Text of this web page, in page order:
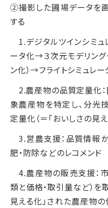
②撮影した圃場データを
する
1.デジタルツインシミュ
ータ化→３次元モデリン
ン化）→フライトシミュレ
2.農産物の品質定量化：
象農産物を特定し、分光
定量化（＝「おいしさの見え
3.営農支援：品質情報
肥・防除などのレコメンド
4.農産物の販売支援：
類と価格・取引量など）を
見える化」された農産物